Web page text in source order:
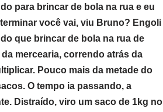
para brincar de bola na rua e eu
você vai, viu Bruno? Engoli
que brincar de bola na rua de
mercearia, correndo atrás da
Pouco mais da metade do
O tempo ia passando, a
Distraído, viro um saco de 1kg no